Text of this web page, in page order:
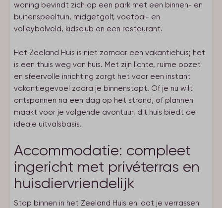
woning bevindt zich op een park met een binnen- en
buitenspeeltuin, midgetgolf, voetbal- en
volleybalveld, kidsclub en een restaurant.
Het Zeeland Huis is niet zomaar een vakantiehuis; het
is een thuis weg van huis. Met zijn lichte, ruime opzet
en sfeervolle inrichting zorgt het voor een instant
vakantiegevoel zodra je binnenstapt. Of je nu wilt
ontspannen na een dag op het strand, of plannen
maakt voor je volgende avontuur, dit huis biedt de
ideale uitvalsbasis.
Accommodatie: compleet
ingericht met privéterras en
huisdiervriendelijk
Stap binnen in het Zeeland Huis en laat je verrassen